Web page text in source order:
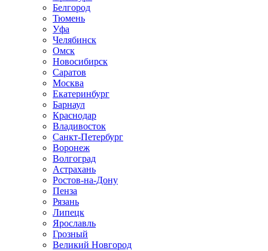
Белгород
Тюмень
Уфа
Челябинск
Омск
Новосибирск
Саратов
Москва
Екатеринбург
Барнаул
Краснодар
Владивосток
Санкт-Петербург
Воронеж
Волгоград
Астрахань
Ростов-на-Дону
Пенза
Рязань
Липецк
Ярославль
Грозный
Великий Новгород